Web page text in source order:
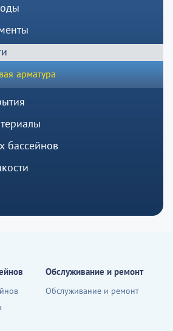
арматура
бассейнов
Обслуживание и ремонт
Обслуживание и ремонт